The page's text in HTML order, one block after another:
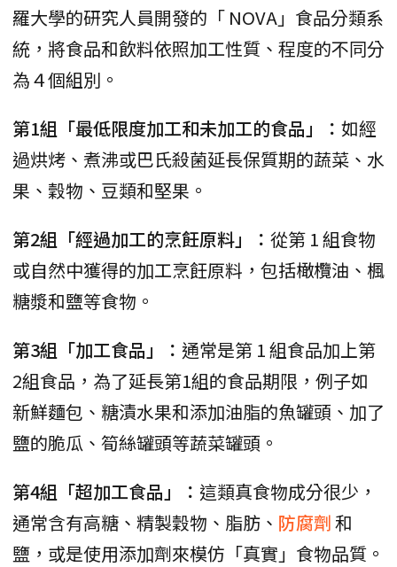
羅大學的研究人員開發的「 NOVA」食品分類系
統，將食品和飲料依照加工性質、程度的不同分
為４個組別。
第1組「最低限度加工和未加工的食品」： 如經
過烘烤、煮沸或巴氏殺菌延長保質期的蔬菜、水
果、穀物、豆類和堅果。
第2組「經過加工的烹飪原料」： 從第 1 組食物
或自然中獲得的加工烹飪原料，包括橄欖油、楓
糖漿和鹽等食物。
第3組「加工食品」： 通常是第 1 組食品加上第
2組食品，為了延長第1組的食品期限，例子如
新鮮麵包、糖漬水果和添加油脂的魚罐頭、加了
鹽的脆瓜、筍絲罐頭等蔬菜罐頭。
第4組「超加工食品」： 這類真食物成分很少，
通常含有高糖、精製穀物、脂肪、 防腐劑和
鹽，或是使用添加劑來模仿「真實」食物品質。